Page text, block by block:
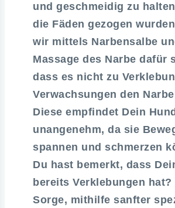
und geschmeidig zu
die Fäden gezogen
wir mittels Narbensalbe
Massage des Narbe dafür
dass es nicht zu
Verwachsungen den
Diese empfindet Dein
unangenehm, da sie
spannen und schmerzen
Du hast bemerkt, dass
bereits Verklebungen hat?
Sorge, mithilfe sanfter